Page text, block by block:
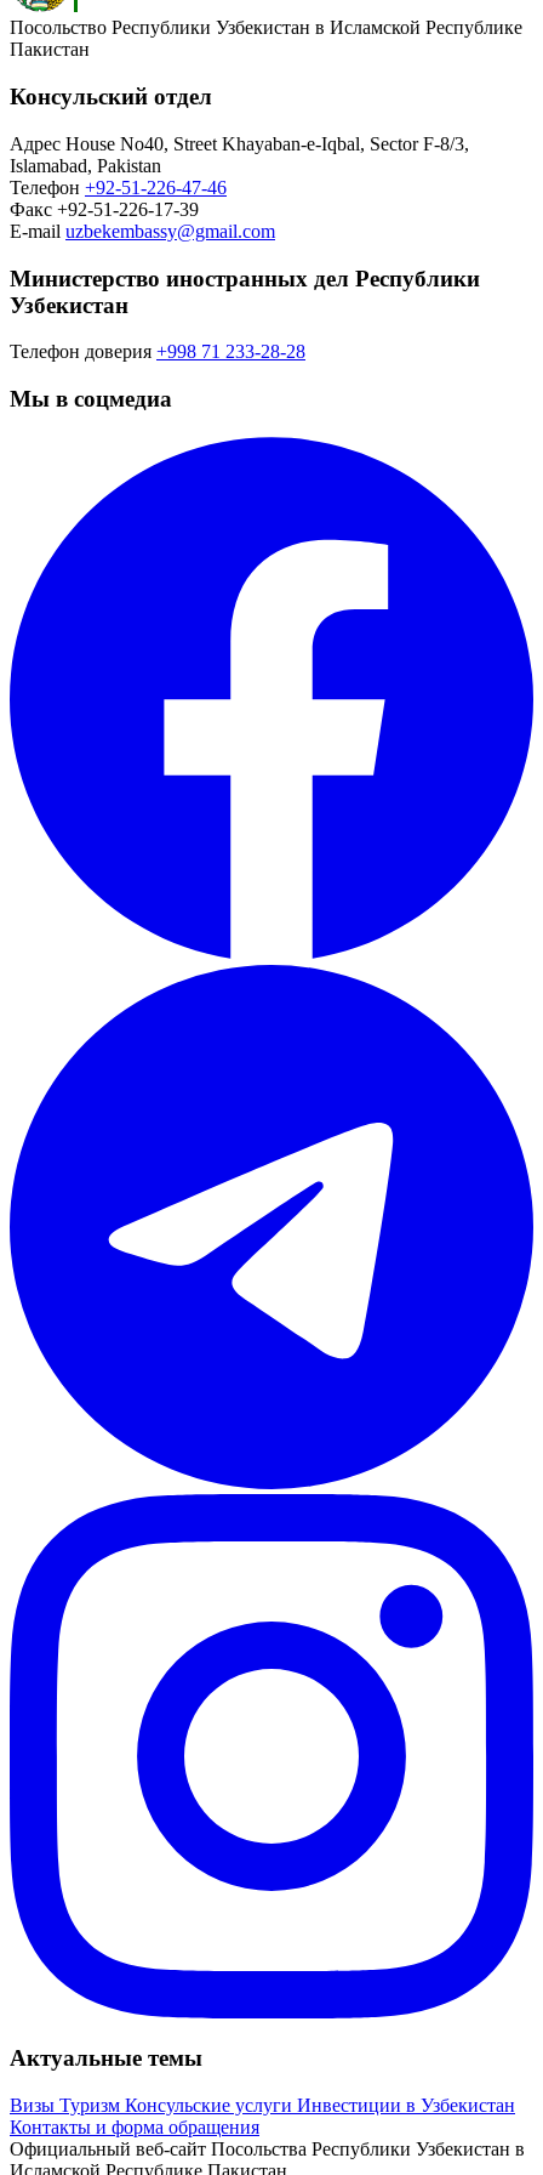
Посольство Республики Узбекистан в Исламской Республике
Пакистан
Консульский отдел
Адрес House No40, Street Khayaban-e-Iqbal, Sector F-8/3,
Islamabad, Pakistan
Телефон +92-51-226-47-46
Факс +92-51-226-17-39
E-mail uzbekembassy@gmail.com
Министерство иностранных дел Республики
Узбекистан
Телефон доверия +998 71 233-28-28
Мы в соцмедиа
Актуальные темы
Визы Туризм Консульские услуги Инвестиции в Узбекистан
Контакты и форма обращения
Официальный веб-сайт Посольства Республики Узбекистан в